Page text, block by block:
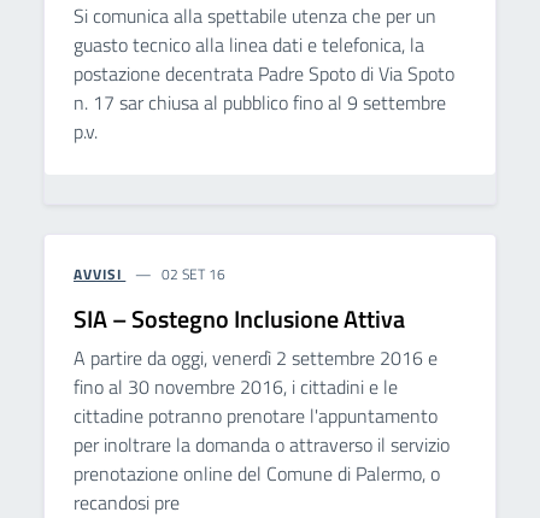
Si comunica alla spettabile utenza che per un
guasto tecnico alla linea dati e telefonica, la
postazione decentrata Padre Spoto di Via Spoto
n. 17 sar chiusa al pubblico fino al 9 settembre
p.v.
AVVISI 02 SET 16
SIA – Sostegno Inclusione Attiva
A partire da oggi, venerdì 2 settembre 2016 e
fino al 30 novembre 2016, i cittadini e le
cittadine potranno prenotare l'appuntamento
per inoltrare la domanda o attraverso il servizio
prenotazione online del Comune di Palermo, o
recandosi pre